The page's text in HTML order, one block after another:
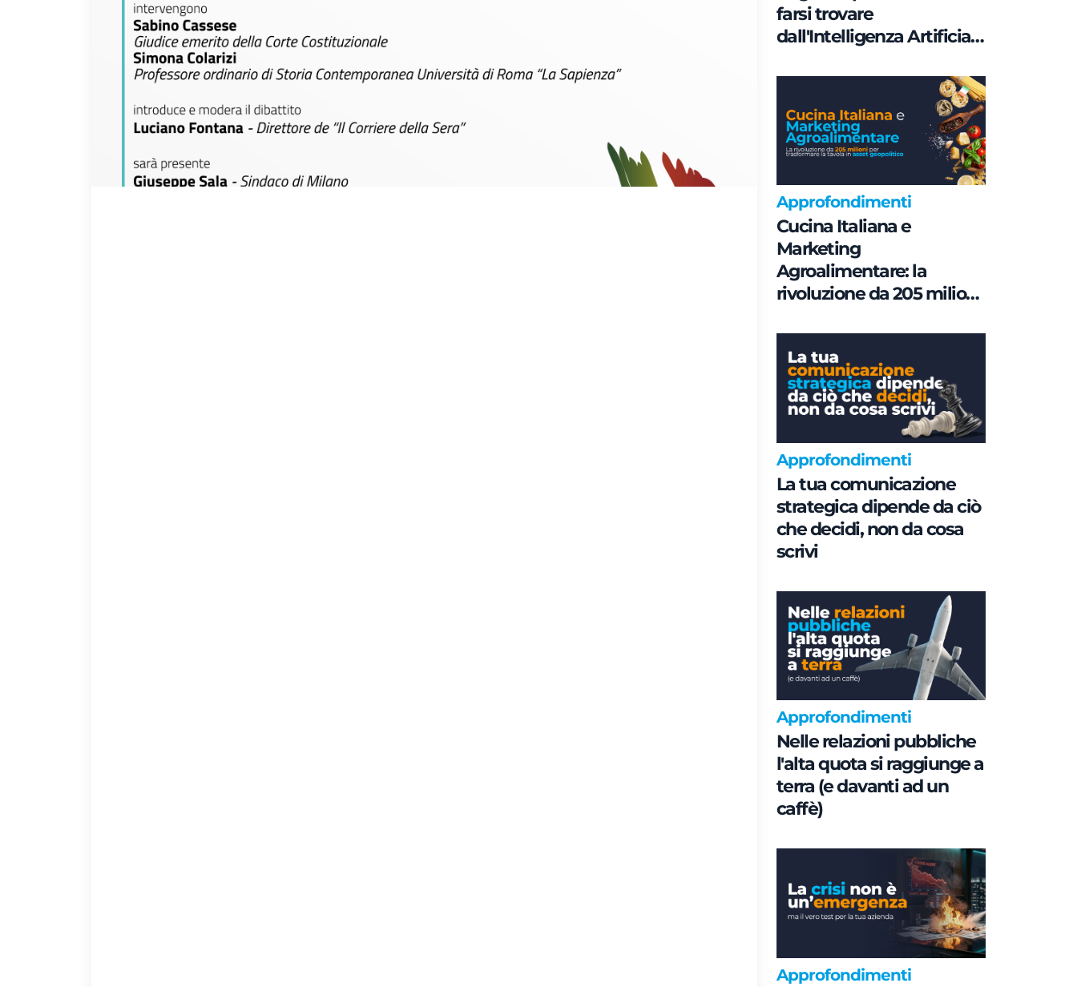
farsi trovare
dall'Intelligenza Artificiale
Governance e non di
parole chiave
Approfondimenti
Cucina Italiana e
Marketing
Agroalimentare: la
rivoluzione da 205 milioni
in asset geopolitico
Approfondimenti
La tua comunicazione
strategica dipende da ciò
che decidi, non da cosa
scrivi
Approfondimenti
Nelle relazioni pubbliche
l'alta quota si raggiunge a
terra (e davanti ad un
caffè)
Approfondimenti